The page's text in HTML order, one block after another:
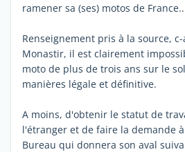
ramener sa (ses) motos de
Renseignement pris à la source,
Monastir, il est clairement
moto de plus de trois ans sur le
manières légale et définitive.
A moins, d'obtenir le statut de
l'étranger et de faire la demande
Bureau qui donnera son aval